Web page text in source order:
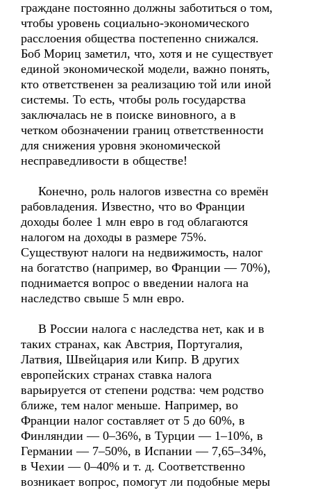
граждане постоянно должны заботиться о том,
чтобы уровень социально-экономического
расслоения общества постепенно снижался.
Боб Мориц заметил, что, хотя и не существует
единой экономической модели, важно понять,
кто ответственен за реализацию той или иной
системы. То есть, чтобы роль государства
заключалась не в поиске виновного, а в
четком обозначении границ ответственности
для снижения уровня экономической
несправедливости в обществе!
Конечно, роль налогов известна со времён
рабовладения. Известно, что во Франции
доходы более 1 млн евро в год облагаются
налогом на доходы в размере 75%.
Существуют налоги на недвижимость, налог
на богатство (например, во Франции — 70%),
поднимается вопрос о введении налога на
наследство свыше 5 млн евро.
В России налога с наследства нет, как и в
таких странах, как Австрия, Португалия,
Латвия, Швейцария или Кипр. В других
европейских странах ставка налога
варьируется от степени родства: чем родство
ближе, тем налог меньше. Например, во
Франции налог составляет от 5 до 60%, в
Финляндии — 0–36%, в Турции — 1–10%, в
Германии — 7–50%, в Испании — 7,65–34%,
в Чехии — 0–40% и т. д. Соответственно
возникает вопрос, помогут ли подобные меры